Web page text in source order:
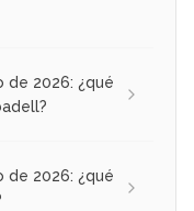
de 2026: ¿qué
de 2026: ¿qué